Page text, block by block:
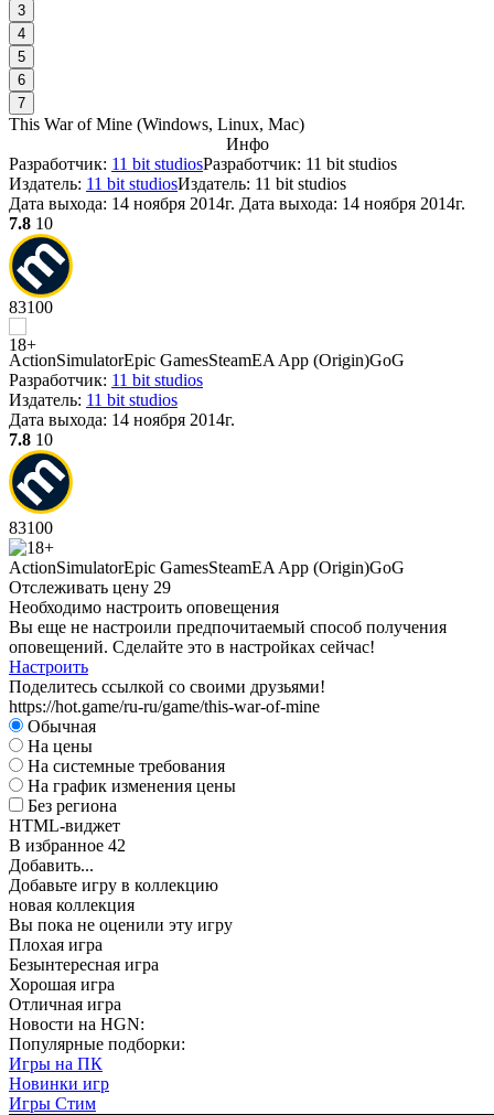
3
4
5
6
7
This War of Mine (Windows, Linux, Mac)
Инфо
Разработчик: 11 bit studiosРазработчик: 11 bit studios
Издатель: 11 bit studiosИздатель: 11 bit studios
Дата выхода: 14 ноября 2014г. Дата выхода: 14 ноября 2014г.
7.8 10
83100
ActionSimulatorEpic GamesSteamEA App (Origin)GoG
Разработчик: 11 bit studios
Издатель: 11 bit studios
Дата выхода: 14 ноября 2014г.
7.8 10
83100
ActionSimulatorEpic GamesSteamEA App (Origin)GoG
Отслеживать цену 29
Необходимо настроить оповещения
Вы еще не настроили предпочитаемый способ получения
оповещений. Сделайте это в настройках сейчас!
Настроить
Поделитесь ссылкой со своими друзьями!
https://hot.game/ru-ru/game/this-war-of-mine
Обычная
На цены
На системные требования
На график изменения цены
Без региона
HTML-виджет
В избранное 42
Добавить...
Добавьте игру в коллекцию
новая коллекция
Вы пока не оценили эту игру
Плохая игра
Безынтересная игра
Хорошая игра
Отличная игра
Новости на HGN:
Популярные подборки:
Игры на ПК
Новинки игр
Игры Стим